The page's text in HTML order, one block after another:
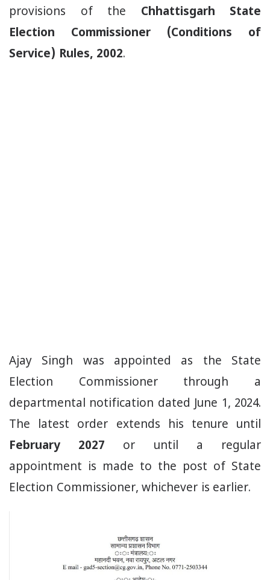
provisions of the Chhattisgarh State
Election Commissioner (Conditions of
Service) Rules, 2002.
Ajay Singh was appointed as the State
Election Commissioner through a
departmental notification dated June 1, 2024.
The latest order extends his tenure until
February 2027 or until a regular
appointment is made to the post of State
Election Commissioner, whichever is earlier.